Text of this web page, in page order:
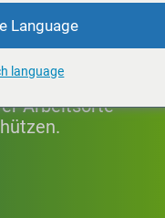
Arbeitsorte
Language
language